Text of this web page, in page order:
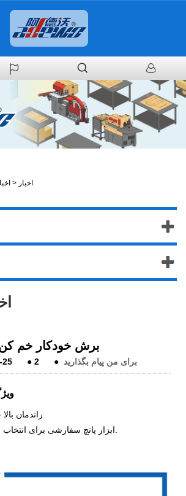
اخبار >
برش خودکار خم
25 ●2 ● برای من پیام بگذارید
(1) راندمان